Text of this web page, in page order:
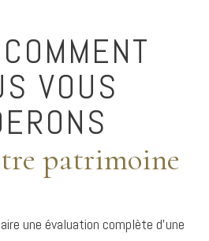
VOUS
patrimoine
une évaluation complète d’une